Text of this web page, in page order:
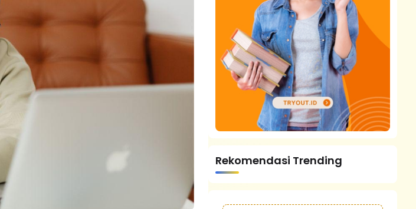
Rekomendasi Trending